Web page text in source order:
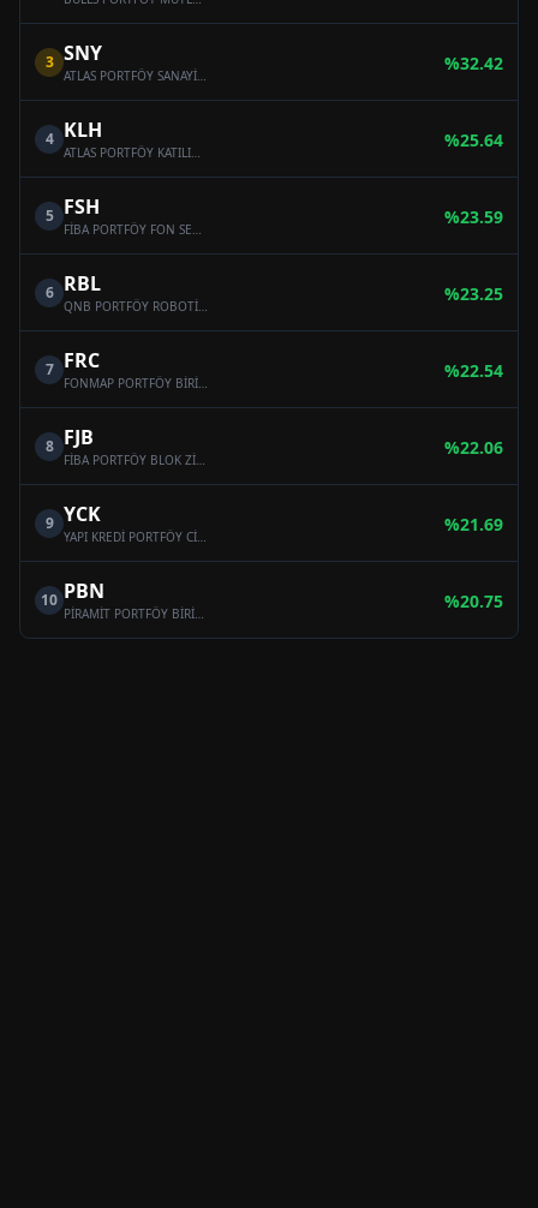
3 SNY
ATLAS PORTFÖY SANAYİ SEKTÖRÜ HİSSE SENEDİ SERBEST FON (HİSSE SENEDİ YOĞUN FON)
%32.42
4 KLH
ATLAS PORTFÖY KATILIM HİSSE SENEDİ SERBEST FON (HİSSE SENEDİ YOĞUN FON)
%25.64
5 FSH
FİBA PORTFÖY FON SEPETİ SERBEST FON
%23.59
6 RBL
QNB PORTFÖY ROBOTİK VE BLOCKCHAİN TEKNOLOJİLERİ SERBEST FON
%23.25
7 FRC
FONMAP PORTFÖY BİRİNCİ HİSSE SENEDİ SERBEST FON (HİSSE SENEDİ YOĞUN FON)
%22.54
8 FJB
FİBA PORTFÖY BLOK ZİNCİRİ TEKNOLOJİLERİ SERBEST FON
%22.06
9 YCK
YAPI KREDİ PORTFÖY CİHANGİR SERBEST FON
%21.69
10 PBN
PİRAMİT PORTFÖY BİRİNCİ HİSSE SENEDİ SERBEST FON (HİSSE SENEDİ YOĞUN FON)
%20.75